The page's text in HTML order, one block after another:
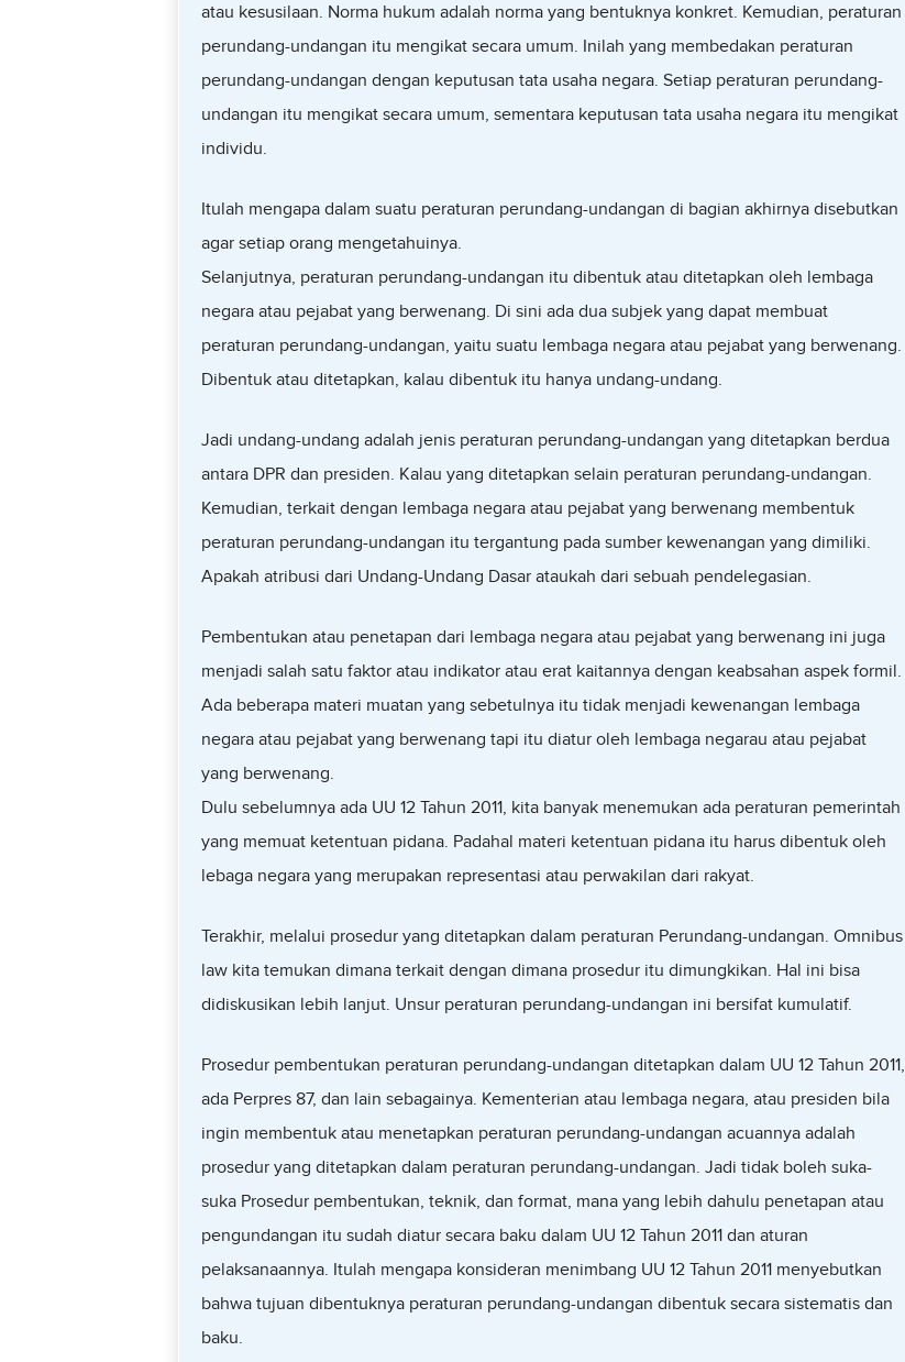
atau kesusilaan. Norma hukum adalah norma yang bentuknya konkret. Kemudian, peraturan
perundang-undangan itu mengikat secara umum. Inilah yang membedakan peraturan
perundang-undangan dengan keputusan tata usaha negara. Setiap peraturan perundang-
undangan itu mengikat secara umum, sementara keputusan tata usaha negara itu mengikat
individu.
Itulah mengapa dalam suatu peraturan perundang-undangan di bagian akhirnya disebutkan
agar setiap orang mengetahuinya.
Selanjutnya, peraturan perundang-undangan itu dibentuk atau ditetapkan oleh lembaga
negara atau pejabat yang berwenang. Di sini ada dua subjek yang dapat membuat
peraturan perundang-undangan, yaitu suatu lembaga negara atau pejabat yang berwenang.
Dibentuk atau ditetapkan, kalau dibentuk itu hanya undang-undang.
Jadi undang-undang adalah jenis peraturan perundang-undangan yang ditetapkan berdua
antara DPR dan presiden. Kalau yang ditetapkan selain peraturan perundang-undangan.
Kemudian, terkait dengan lembaga negara atau pejabat yang berwenang membentuk
peraturan perundang-undangan itu tergantung pada sumber kewenangan yang dimiliki.
Apakah atribusi dari Undang-Undang Dasar ataukah dari sebuah pendelegasian.
Pembentukan atau penetapan dari lembaga negara atau pejabat yang berwenang ini juga
menjadi salah satu faktor atau indikator atau erat kaitannya dengan keabsahan aspek formil.
Ada beberapa materi muatan yang sebetulnya itu tidak menjadi kewenangan lembaga
negara atau pejabat yang berwenang tapi itu diatur oleh lembaga negarau atau pejabat
yang berwenang.
Dulu sebelumnya ada UU 12 Tahun 2011, kita banyak menemukan ada peraturan pemerintah
yang memuat ketentuan pidana. Padahal materi ketentuan pidana itu harus dibentuk oleh
lebaga negara yang merupakan representasi atau perwakilan dari rakyat.
Terakhir, melalui prosedur yang ditetapkan dalam peraturan Perundang-undangan. Omnibus
law kita temukan dimana terkait dengan dimana prosedur itu dimungkikan. Hal ini bisa
didiskusikan lebih lanjut. Unsur peraturan perundang-undangan ini bersifat kumulatif.
Prosedur pembentukan peraturan perundang-undangan ditetapkan dalam UU 12 Tahun 2011,
ada Perpres 87, dan lain sebagainya. Kementerian atau lembaga negara, atau presiden bila
ingin membentuk atau menetapkan peraturan perundang-undangan acuannya adalah
prosedur yang ditetapkan dalam peraturan perundang-undangan. Jadi tidak boleh suka-
suka Prosedur pembentukan, teknik, dan format, mana yang lebih dahulu penetapan atau
pengundangan itu sudah diatur secara baku dalam UU 12 Tahun 2011 dan aturan
pelaksanaannya. Itulah mengapa konsideran menimbang UU 12 Tahun 2011 menyebutkan
bahwa tujuan dibentuknya peraturan perundang-undangan dibentuk secara sistematis dan
baku.